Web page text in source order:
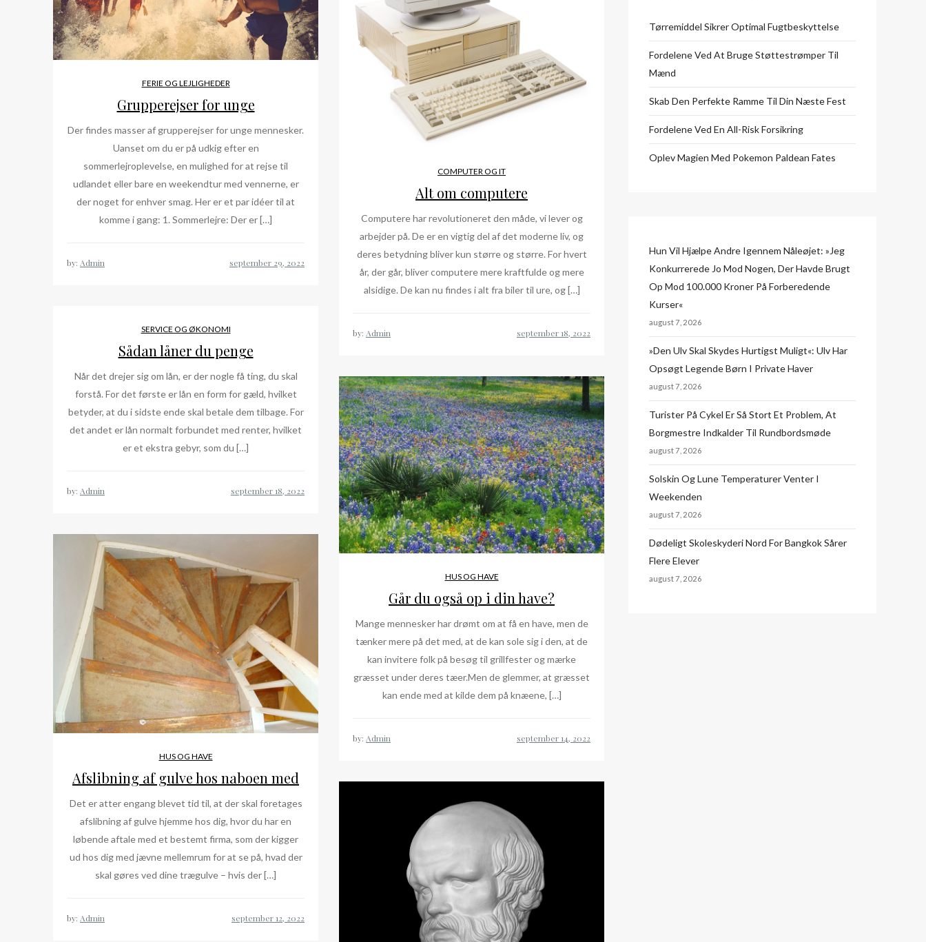
FERIE OG LEJLIGHEDER
Grupperejser for unge
Der findes masser af grupperejser for unge mennesker.
Uanset om du er på udkig efter en
sommerlejroplevelse, en mulighed for at rejse til
udlandet eller bare en weekendtur med vennerne, er
der noget for enhver smag. Her er et par idéer til at
komme i gang: 1. Sommerlejre: Der er […]
by: Admin
COMPUTER OG IT
Alt om computere
Computere har revolutioneret den måde, vi lever og
arbejder på. De er en vigtig del af det moderne liv, og
deres betydning bliver kun større og større. For hvert
år, der går, bliver computere mere kraftfulde og mere
alsidige. De kan nu findes i alt fra biler til ure, og […]
by: Admin
SERVICE OG ØKONOMI
Sådan låner du penge
Når det drejer sig om lån, er der nogle få ting, du skal
forstå. For det første er lån en form for gæld, hvilket
betyder, at du i sidste ende skal betale dem tilbage. For
det andet er lån normalt forbundet med renter, hvilket
er et ekstra gebyr, som du […]
by: Admin
HUS OG HAVE
Går du også op i din have?
Mange mennesker har drømt om at få en have, men de
tænker mere på det med, at de kan sole sig i den, at de
kan invitere folk på besøg til grillfester og mærke
græsset under deres tæer.Men de glemmer, at græsset
kan ende med at kilde dem på knæene, […]
by: Admin
HUS OG HAVE
Afslibning af gulve hos naboen med
Det er atter engang blevet tid til, at der skal foretages
afslibning af gulve hjemme hos dig, hvor du har en
løbende aftale med et bestemt firma, som der kigger
ud hos dig med jævne mellemrum for at se på, hvad der
skal gøres ved dine trægulve – hvis der […]
by: Admin
Tørremiddel Sikrer Optimal Fugtbeskyttelse
Fordelene Ved At Bruge Støttestrømper Til
Mænd
Skab Den Perfekte Ramme Til Din Næste Fest
Fordelene Ved En All-Risk Forsikring
Oplev Magien Med Pokemon Paldean Fates
Hun Vil Hjælpe Andre Igennem Nåleøjet: »Jeg
Konkurrerede Jo Mod Nogen, Der Havde Brugt
Op Mod 100.000 Kroner På Forberedende
Kurser«
august 7, 2026
»Den Ulv Skal Skydes Hurtigst Muligt«: Ulv Har
Opsøgt Legende Børn I Private Haver
august 7, 2026
Turister På Cykel Er Så Stort Et Problem, At
Borgmestre Indkalder Til Rundbordsmøde
august 7, 2026
Solskin Og Lune Temperaturer Venter I
Weekenden
august 7, 2026
Dødeligt Skoleskyderi Nord For Bangkok Sårer
Flere Elever
august 7, 2026